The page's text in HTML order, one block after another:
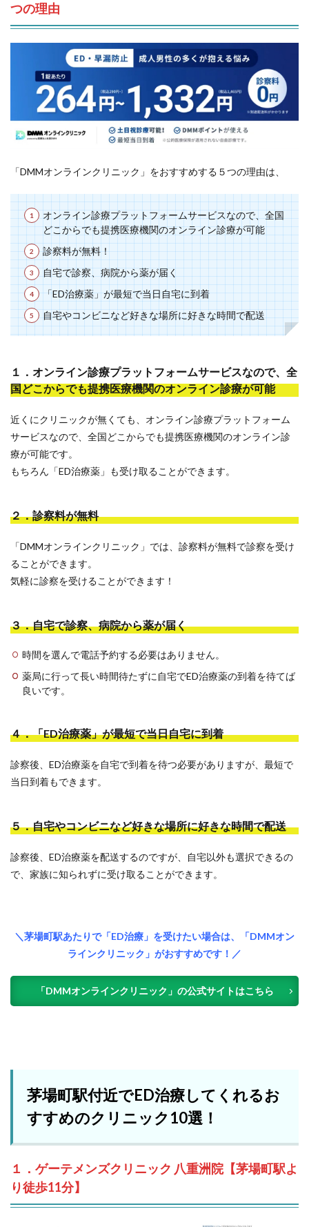
つの理由
「DMMオンラインクリニック」をおすすめする５つの理由は、
オンライン診療プラットフォームサービスなので、全国
どこからでも提携医療機関のオンライン診療が可能
診察料が無料！
自宅で診察、病院から薬が届く
「ED治療薬」が最短で当日自宅に到着
自宅やコンビニなど好きな場所に好きな時間で配送
１．オンライン診療プラットフォームサービスなので、全
国どこからでも提携医療機関のオンライン診療が可能
近くにクリニックが無くても、オンライン診療プラットフォーム
サービスなので、全国どこからでも提携医療機関のオンライン診
療が可能です。
もちろん「ED治療薬」も受け取ることができます。
２．診察料が無料
「DMMオンラインクリニック」では、診察料が無料で診察を受け
ることができます。
気軽に診察を受けることができます！
３．自宅で診察、病院から薬が届く
時間を選んで電話予約する必要はありません。
薬局に行って長い時間待たずに自宅でED治療薬の到着を待てば
良いです。
４．「ED治療薬」が最短で当日自宅に到着
診察後、ED治療薬を自宅で到着を待つ必要がありますが、最短で
当日到着もできます。
５．自宅やコンビニなど好きな場所に好きな時間で配送
診察後、ED治療薬を配送するのですが、自宅以外も選択できるの
で、家族に知られずに受け取ることができます。
＼茅場町駅あたりで「ED治療」を受けたい場合は、「DMMオン
ラインクリニック」がおすすめです！／
「DMMオンラインクリニック」の公式サイトはこちら
茅場町駅付近でED治療してくれるお
すすめのクリニック10選！
１．ゲーテメンズクリニック 八重洲院【茅場町駅よ
り徒歩11分】